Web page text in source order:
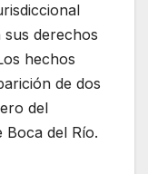
derechos
hechos
de dos
del
Boca del Río.